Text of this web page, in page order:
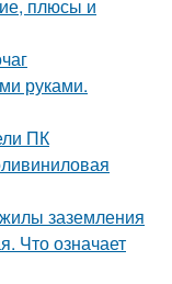
плюсы и
руками.
ПК
заземления
Что означает